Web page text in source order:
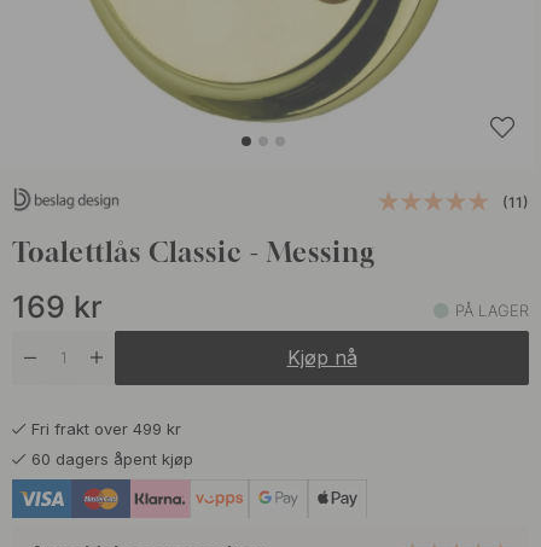
(11)
Toalettlås Classic - Messing
169 kr PÅ LAGER
Kjøp nå
Fri frakt over 499 kr
60 dagers åpent kjøp